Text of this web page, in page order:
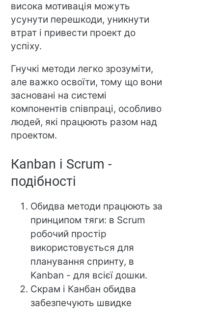
висока мотивація можуть
усунути перешкоди, уникнути
втрат і привести проект до
успіху.
Гнучкі методи легко зрозуміти,
але важко освоїти, тому що вони
засновані на системі
компонентів співпраці, особливо
людей, які працюють разом над
проектом.
Кanban і Scrum -
подібності
Обидва методи працюють за
принципом тяги: в Scrum
робочий простір
використовується для
планування спринту, в
Kanban - для всієї дошки.
Скрам і Канбан обидва
забезпечують швидке